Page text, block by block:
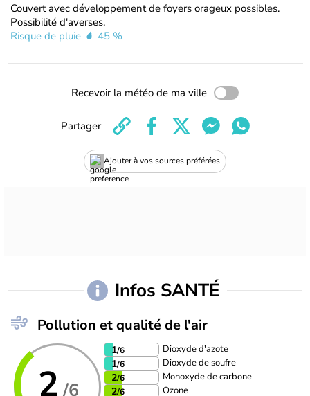
Couvert avec développement de foyers orageux possibles.
Possibilité d'averses.
Risque de pluie
45 %
Recevoir la météo de ma ville
Ajouter à vos sources préférées
Partager
Infos SANTÉ
Pollution et qualité de l'air
2 /6
1/6 Dioxyde d'azote
1/6 Dioxyde de soufre
2/6 Monoxyde de carbone
2/6 Ozone